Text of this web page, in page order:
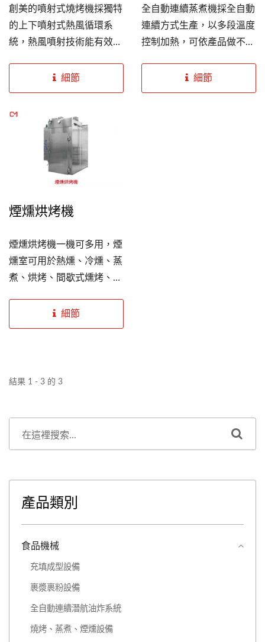
創美的噴射式燒烤機採獨特
的上下噴射式熱風循環系
統，熱風噴射技術能有效鎖
與氣體燃燒器，能使加熱速
度為傳統烤箱的三倍，產品
更均勻，亦能保持工作環境
的較低溫度，且燒烤機中加
入了風扇及過熱蒸氣，當風
經過熱源混合蒸氣再透過細
到食物中心點，同時還能鎖
外觀上色均勻，想烤出美味
多汁的美食就找創美工業。
細節
全自動連續蒸煮機採全自動
連續方式生產，以多段溫度
控制加熱，可依產品做不同
機使用網孔輸送帶，通氣性
良好不容易聚積水滴，能使
細節
煙燻烘烤機
煙燻烘烤機一機可多用，煙
燻室可用於熱燻、冷燻、蒸
煮、烘烤、間歇式燻烤、乾
微電晶片做控制，有99組操
作設定記憶，每組可執行90
或蒸氣方式加熱，在系統內
細節
結果 1 - 3 的 3
產品類別
食品機械
充填成型設備
裹漿裹粉設備
全自動連續潛航油炸系統
燒烤、蒸煮、煙燻設備